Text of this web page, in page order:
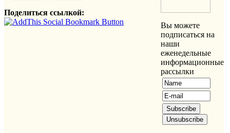
Поделиться ссылкой:
Вы можете
подписаться на
наши
еженедельные
информационные
рассылки